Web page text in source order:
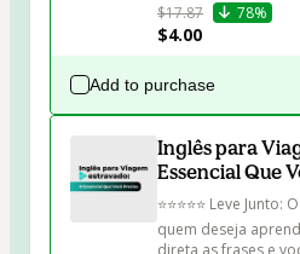
$17.87
78%
$4.00
Add to purchase
Inglês para
Essencial Que
⭐⭐⭐⭐⭐ Leve
quem deseja
direta as frases e